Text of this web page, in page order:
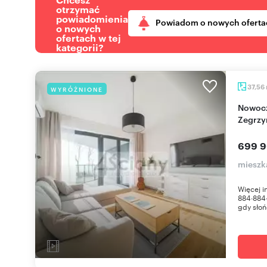
otrzymać
powiadomienia
o nowych
ofertach w tej
kategorii?
Powiadom o nowych
WYRÓŻNIONE 37,56
Nowoczesny apartament z tarasem nad Zalewem
699
Więcej
gdy